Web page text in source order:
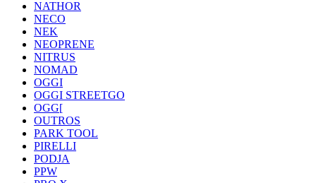
NATHOR
NECO
NEK
NEOPRENE
NITRUS
NOMAD
OGGI
OGGI STREETGO
OGG[
OUTROS
PARK TOOL
PIRELLI
PODJA
PPW